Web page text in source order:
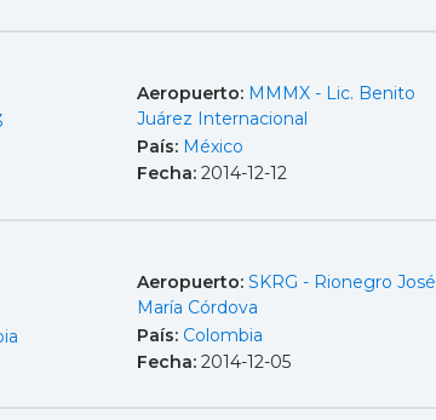
Aeropuerto: MMMX - Lic. Benito
Juárez Internacional
País: México
Fecha: 2014-12-12
Aeropuerto: SKRG - Rionegro José
María Córdova
País: Colombia
Fecha: 2014-12-05